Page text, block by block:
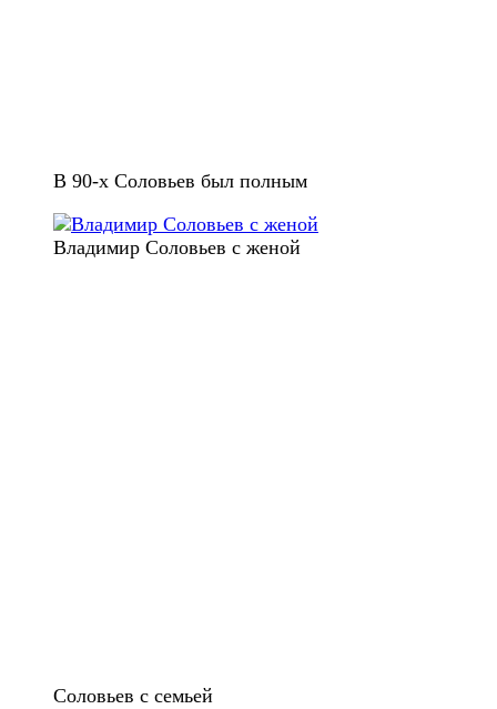
В 90-х Соловьев был полным
Владимир Соловьев с женой
Соловьев с семьей